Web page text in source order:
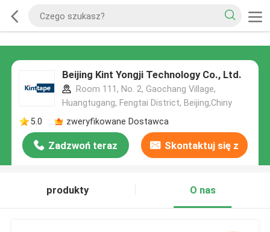
Beijing Kint Yongji Technology Co., Ltd.
Room 111, No. 2, Gaochang Village,
Huangtugang, Fengtai District, Beijing,Chiny
5.0
zweryfikowane Dostawca
Zadzwoń teraz Skontaktuj się z
produkty
O nas